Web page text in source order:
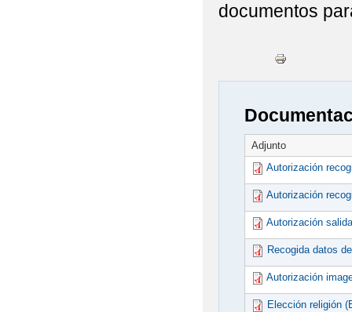
documentos
Adjunto
Autorización
Autorización
Autorización
Recogida datos
Autorización
Elección religión